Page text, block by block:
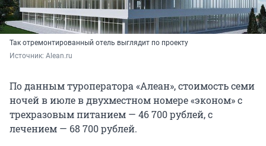
Так отремонтированный отель выглядит по проекту
Источник: Alean.ru
По данным туроператора «Алеан», стоимость семи
ночей в июле в двухместном номере «эконом» с
трехразовым питанием — 46 700 рублей, с
лечением — 68 700 рублей.